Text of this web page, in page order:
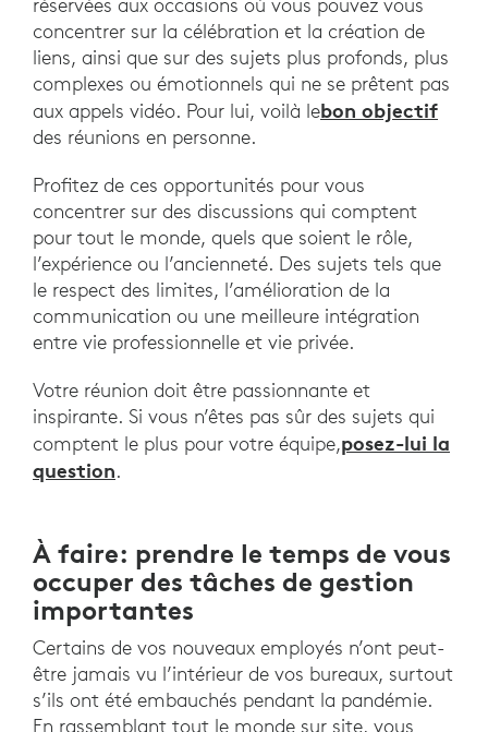
concentrer sur la célébration et la création de
liens, ainsi que sur des sujets plus profonds, plus
complexes ou émotionnels qui ne se prêtent pas
aux appels vidéo. Pour lui, voilà lebon objectif
des réunions en personne.
Profitez de ces opportunités pour vous
concentrer sur des discussions qui comptent
pour tout le monde, quels que soient le rôle,
l’expérience ou l’ancienneté. Des sujets tels que
le respect des limites, l’amélioration de la
communication ou une meilleure intégration
entre vie professionnelle et vie privée.
Votre réunion doit être passionnante et
inspirante. Si vous n’êtes pas sûr des sujets qui
comptent le plus pour votre équipe,posez-lui la
question.
À faire: prendre le temps de vous
occuper des tâches de gestion
importantes
Certains de vos nouveaux employés n’ont peut-
être jamais vu l’intérieur de vos bureaux, surtout
s’ils ont été embauchés pendant la pandémie.
En rassemblant tout le monde sur site, vous